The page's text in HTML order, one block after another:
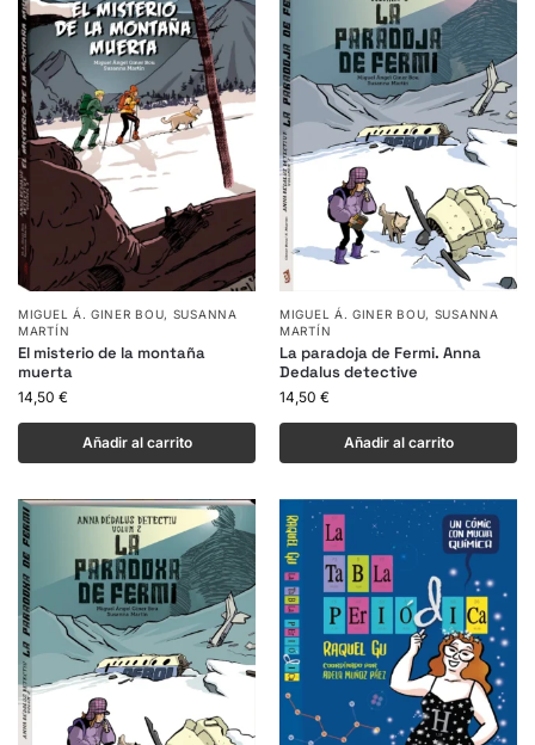
MIGUEL Á. GINER BOU, SUSANNA
MARTÍN
El misterio de la montaña
muerta
14,50 €
Añadir al carrito
MIGUEL Á. GINER BOU, SUSANNA
MARTÍN
La paradoja de Fermi. Anna
Dedalus detective
14,50 €
Añadir al carrito